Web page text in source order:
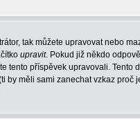
tak můžete upravovat nebo
upravit. Pokud již někdo
tento příspěvek upravovali.
by měli sami zanechat vzkaz